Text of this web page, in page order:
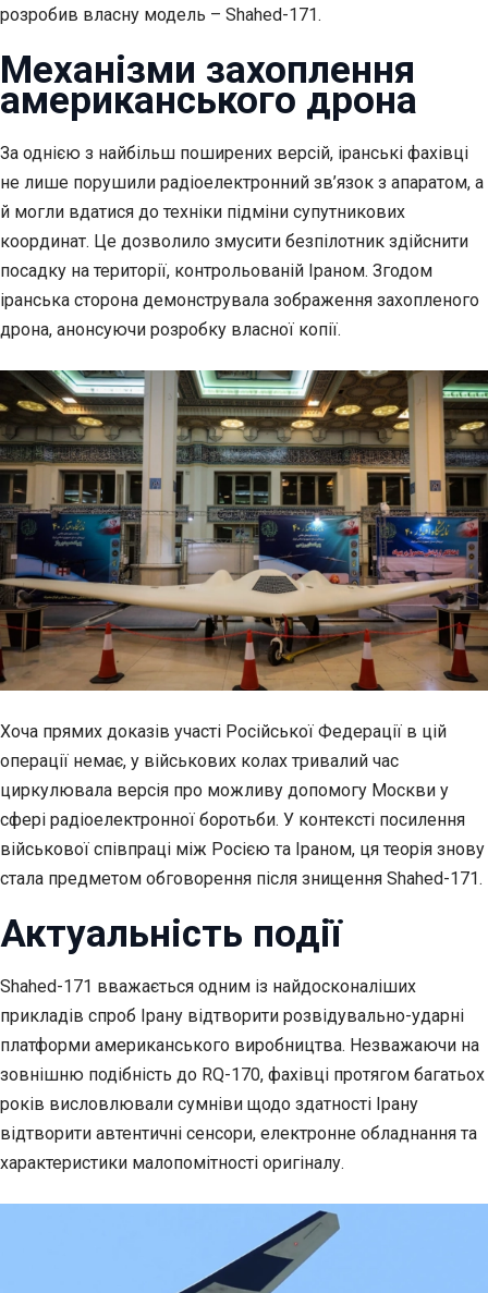
розробив власну модель – Shahed-171.
Механізми захоплення
американського дрона
За однією з найбільш поширених версій, іранські фахівці
не лише порушили радіоелектронний зв’язок з апаратом, а
й могли вдатися до техніки підміни супутникових
координат. Це дозволило змусити безпілотник здійснити
посадку на території, контрольованій Іраном. Згодом
іранська сторона демонструвала зображення захопленого
дрона, анонсуючи розробку власної копії.
Хоча прямих доказів участі Російської Федерації в цій
операції немає, у військових колах тривалий час
циркулювала версія про можливу допомогу Москви у
сфері радіоелектронної боротьби. У контексті посилення
військової співпраці між Росією та Іраном, ця теорія знову
стала предметом обговорення після знищення Shahed-171.
Актуальність події
Shahed-171 вважається одним із найдосконаліших
прикладів спроб Ірану відтворити розвідувально-ударні
платформи американського виробництва. Незважаючи на
зовнішню подібність до RQ-170, фахівці протягом багатьох
років висловлювали сумніви щодо здатності Ірану
відтворити автентичні сенсори, електронне обладнання та
характеристики малопомітності оригіналу.